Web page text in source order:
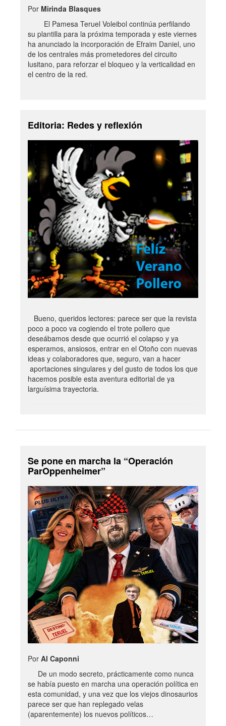
Por Mirinda Blasques
El Pamesa Teruel Voleibol continúa perfilando
su plantilla para la próxima temporada y este viernes
ha anunciado la incorporación de Efraim Daniel, uno
de los centrales más prometedores del circuito
lusitano, para reforzar el bloqueo y la verticalidad en
el centro de la red.
Editoria: Redes y reflexión
Bueno, queridos lectores: parece ser que la revista
poco a poco va cogiendo el trote pollero que
deseábamos desde que ocurrió el colapso y ya
esperamos, ansiosos, entrar en el Otoño con nuevas
ideas y colaboradores que, seguro, van a hacer
aportaciones singulares y del gusto de todos los que
hacemos posible esta aventura editorial de ya
larguísima trayectoria.
Se pone en marcha la “Operación
ParOppenheimer”
Por Al Caponni
De un modo secreto, prácticamente como nunca
se había puesto en marcha una operación política en
esta comunidad, y una vez que los viejos dinosaurios
parece ser que han replegado velas
(aparentemente) los nuevos políticos…